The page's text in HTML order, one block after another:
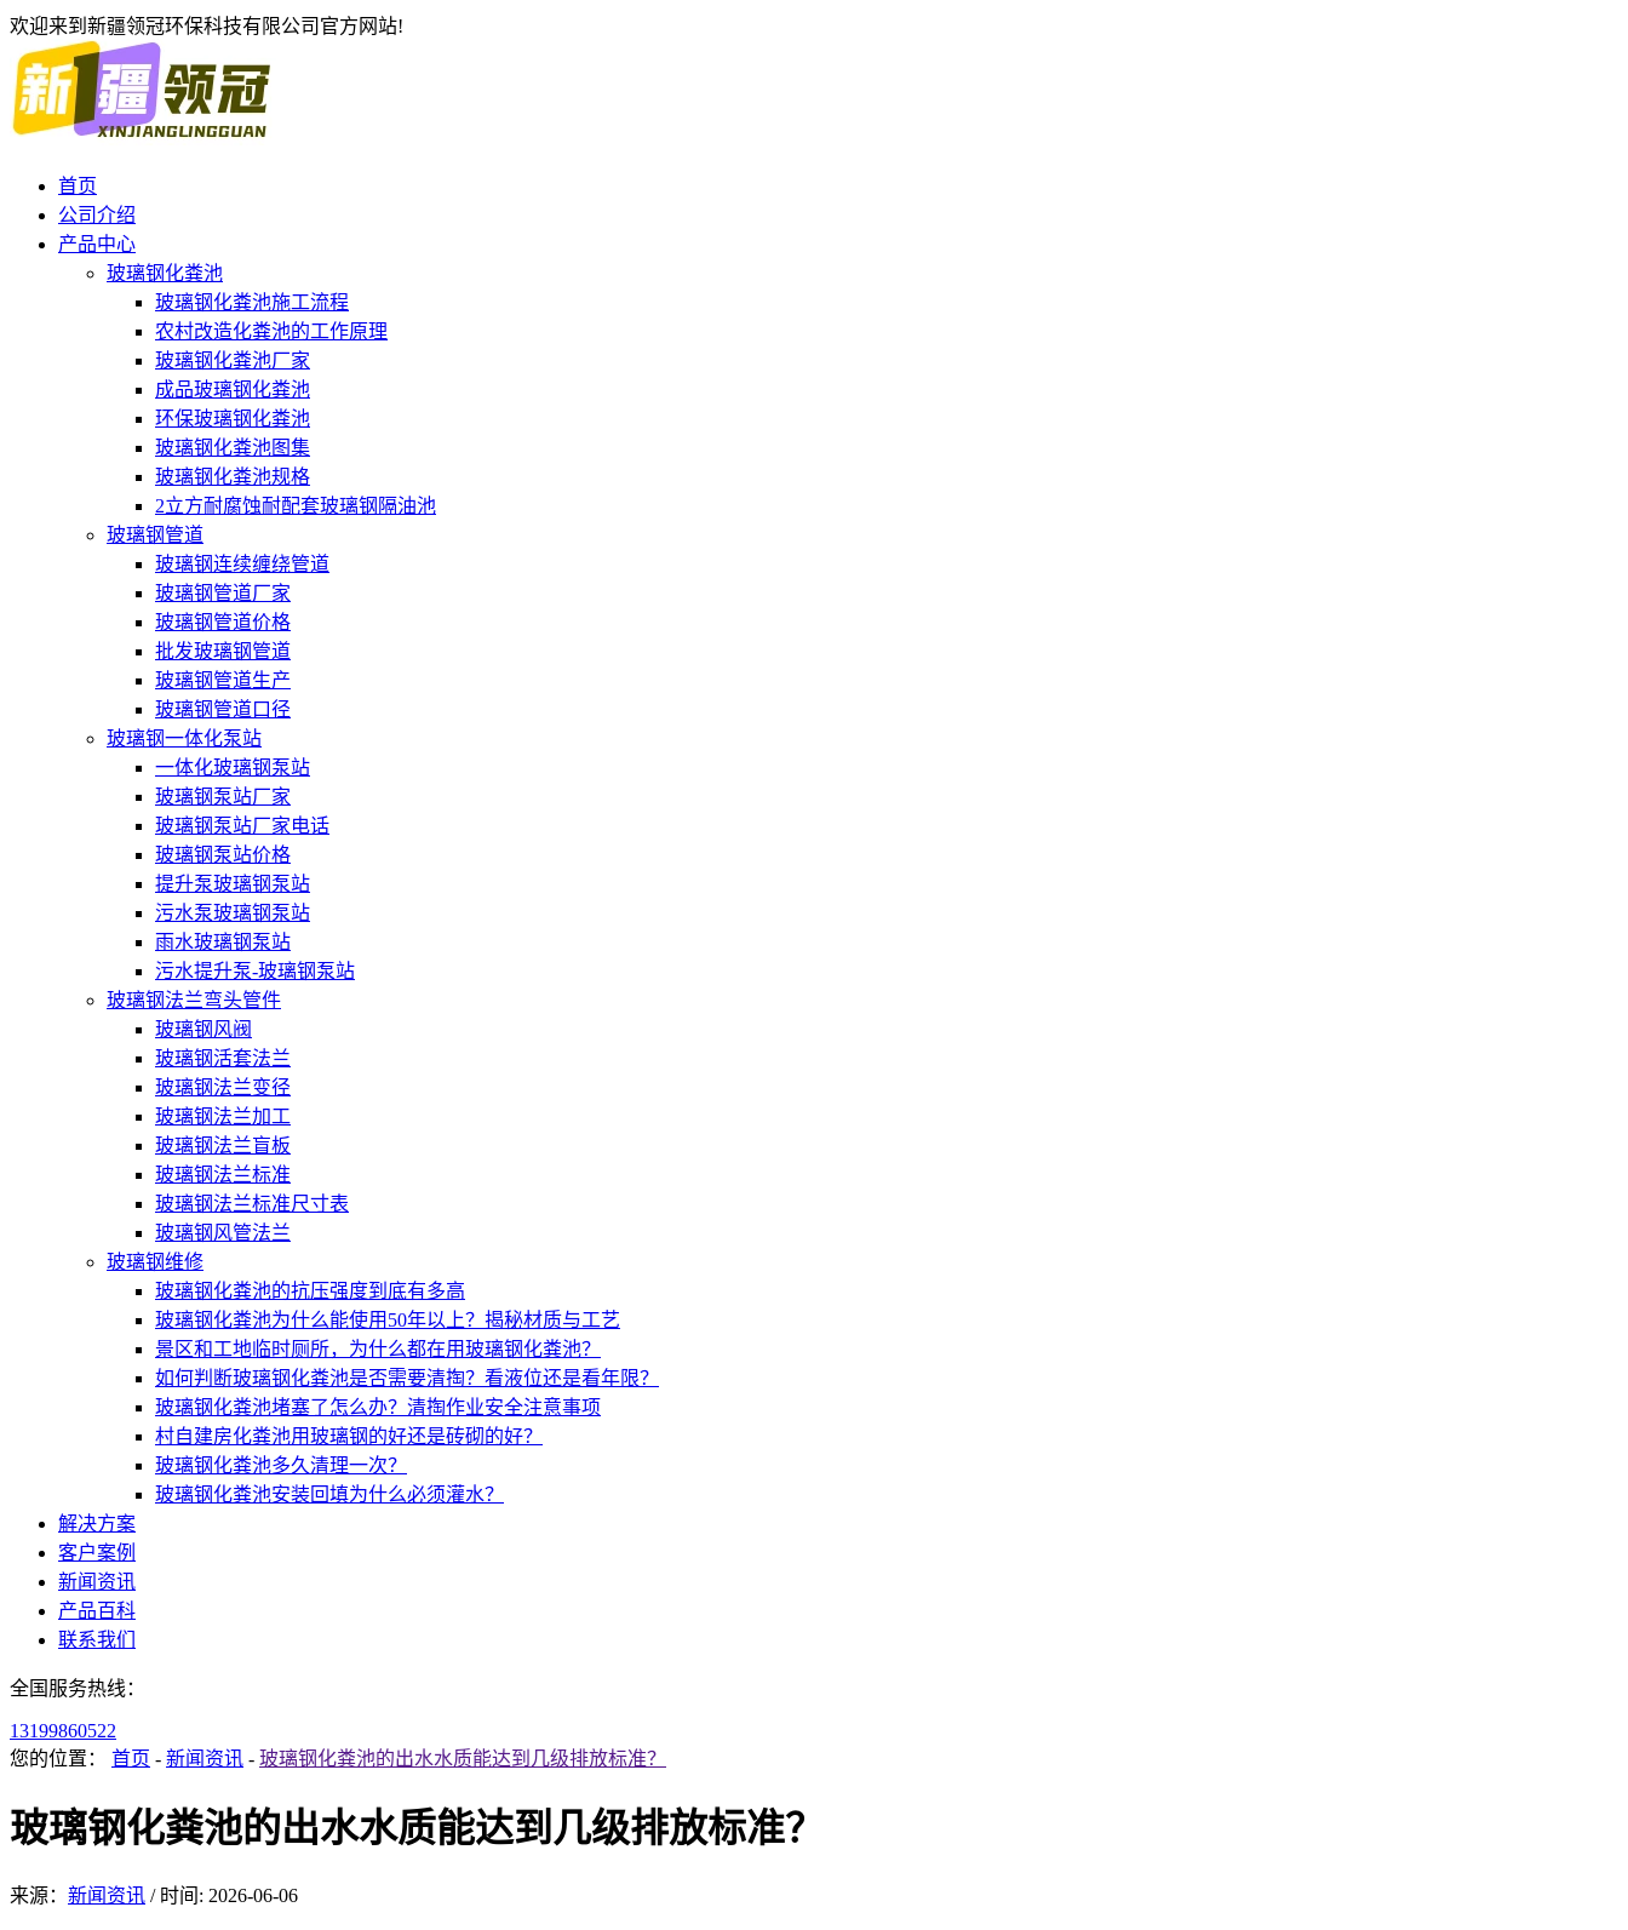
欢迎来到新疆领冠环保科技有限公司官方网站!
首页
公司介绍
产品中心
玻璃钢化粪池
玻璃钢化粪池施工流程
农村改造化粪池的工作原理
玻璃钢化粪池厂家
成品玻璃钢化粪池
环保玻璃钢化粪池
玻璃钢化粪池图集
玻璃钢化粪池规格
2立方耐腐蚀耐配套玻璃钢隔油池
玻璃钢管道
玻璃钢连续缠绕管道
玻璃钢管道厂家
玻璃钢管道价格
批发玻璃钢管道
玻璃钢管道生产
玻璃钢管道口径
玻璃钢一体化泵站
一体化玻璃钢泵站
玻璃钢泵站厂家
玻璃钢泵站厂家电话
玻璃钢泵站价格
提升泵玻璃钢泵站
污水泵玻璃钢泵站
雨水玻璃钢泵站
污水提升泵-玻璃钢泵站
玻璃钢法兰弯头管件
玻璃钢风阀
玻璃钢活套法兰
玻璃钢法兰变径
玻璃钢法兰加工
玻璃钢法兰盲板
玻璃钢法兰标准
玻璃钢法兰标准尺寸表
玻璃钢风管法兰
玻璃钢维修
玻璃钢化粪池的抗压强度到底有多高
玻璃钢化粪池为什么能使用50年以上？揭秘材质与工艺
景区和工地临时厕所，为什么都在用玻璃钢化粪池？
如何判断玻璃钢化粪池是否需要清掏？看液位还是看年限？
玻璃钢化粪池堵塞了怎么办？清掏作业安全注意事项
村自建房化粪池用玻璃钢的好还是砖砌的好？
玻璃钢化粪池多久清理一次？
玻璃钢化粪池安装回填为什么必须灌水？
解决方案
客户案例
新闻资讯
产品百科
联系我们
全国服务热线：
13199860522
您的位置： 首页 - 新闻资讯 - 玻璃钢化粪池的出水水质能达到几级排放标准？
玻璃钢化粪池的出水水质能达到几级排放标准？
来源： 新闻资讯 / 时间: 2026-06-06